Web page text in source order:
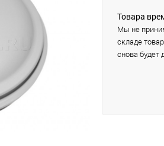
Товара
Мы не
складе
снова будет